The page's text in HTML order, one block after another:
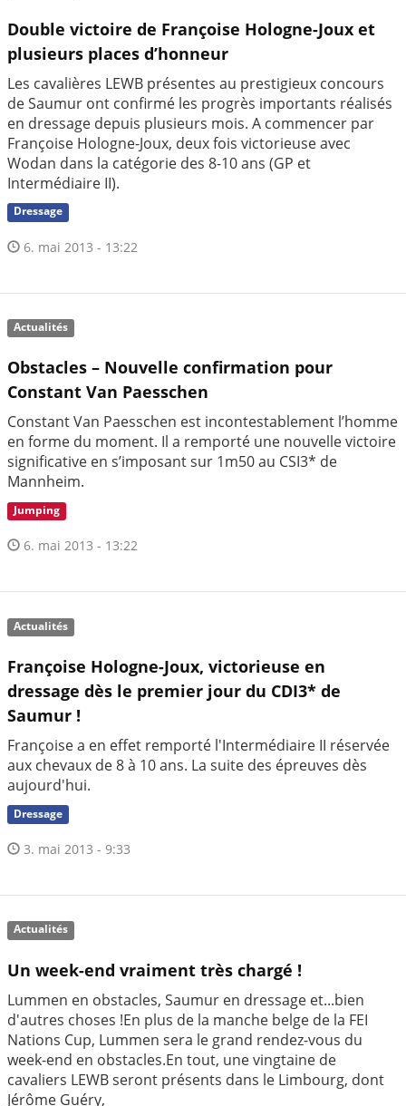
Double victoire de Françoise Hologne-Joux et
plusieurs places d’honneur
Les cavalières LEWB présentes au prestigieux concours
de Saumur ont confirmé les progrès importants réalisés
en dressage depuis plusieurs mois. A commencer par
Françoise Hologne-Joux, deux fois victorieuse avec
Wodan dans la catégorie des 8-10 ans (GP et
Intermédiaire II).
Dressage
6. mai 2013 - 13:22
Actualités
Obstacles – Nouvelle confirmation pour
Constant Van Paesschen
Constant Van Paesschen est incontestablement l’homme
en forme du moment. Il a remporté une nouvelle victoire
significative en s’imposant sur 1m50 au CSI3* de
Mannheim.
Jumping
6. mai 2013 - 13:22
Actualités
Françoise Hologne-Joux, victorieuse en
dressage dès le premier jour du CDI3* de
Saumur !
Françoise a en effet remporté l'Intermédiaire II réservée
aux chevaux de 8 à 10 ans. La suite des épreuves dès
aujourd'hui.
Dressage
3. mai 2013 - 9:33
Actualités
Un week-end vraiment très chargé !
Lummen en obstacles, Saumur en dressage et...bien
d'autres choses !En plus de la manche belge de la FEI
Nations Cup, Lummen sera le grand rendez-vous du
week-end en obstacles.En tout, une vingtaine de
cavaliers LEWB seront présents dans le Limbourg, dont
Jérôme Guéry,